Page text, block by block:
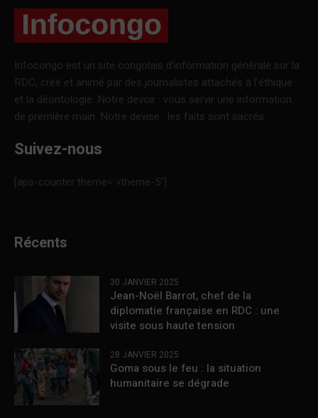
Infocongo est un site congolais d’information générale sur la
RDC, créé et animé par des journalistes attachés à l’éthique
et la déontologie. Notre devoir : vous servir une information
de première main. Notre devise : les faits sont sacrés.
Suivez-nous
[aps-counter theme= »theme-5″]
Récents
30 JANVIER 2025
Jean-Noël Barrot, chef de la
diplomatie française en RDC : une
visite sous haute tension
28 JANVIER 2025
Goma sous le feu : la situation
humanitaire se dégrade